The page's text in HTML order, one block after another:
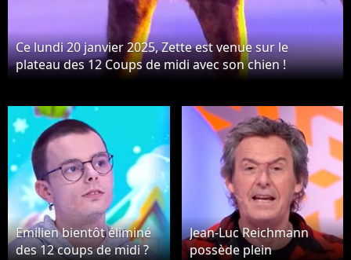
Ce lundi 20 janvier 2025, Zette est venue sur le
plateau des 12 Coups de midi avec son chien !
Emilien bientôt éliminé
des 12 coups de midi ?
Jean-Luc Reichmann
possède plein